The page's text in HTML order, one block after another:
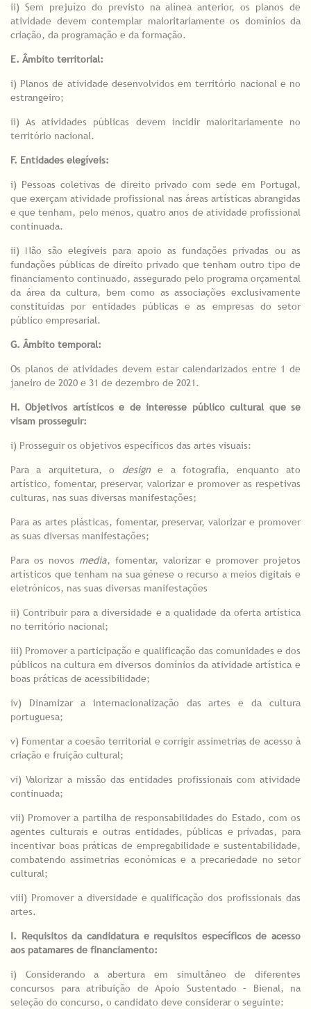
ii) Sem prejuízo do previsto na alínea anterior, os planos de
atividade devem contemplar maioritariamente os domínios da
criação, da programação e da formação.
E. Âmbito territorial:
i) Planos de atividade desenvolvidos em território nacional e no
estrangeiro;
ii) As atividades públicas devem incidir maioritariamente no
território nacional.
F. Entidades elegíveis:
i) Pessoas coletivas de direito privado com sede em Portugal,
que exerçam atividade profissional nas áreas artísticas abrangidas
e que tenham, pelo menos, quatro anos de atividade profissional
continuada.
ii) Não são elegíveis para apoio as fundações privadas ou as
fundações públicas de direito privado que tenham outro tipo de
financiamento continuado, assegurado pelo programa orçamental
da área da cultura, bem como as associações exclusivamente
constituídas por entidades públicas e as empresas do setor
público empresarial.
G. Âmbito temporal:
Os planos de atividades devem estar calendarizados entre 1 de
janeiro de 2020 e 31 de dezembro de 2021.
H. Objetivos artísticos e de interesse público cultural que se
visam prosseguir:
i) Prosseguir os objetivos específicos das artes visuais:
Para a arquitetura, o designe a fotografia, enquanto ato
artístico, fomentar, preservar, valorizar e promover as respetivas
culturas, nas suas diversas manifestações;
Para as artes plásticas, fomentar, preservar, valorizar e promover
as suas diversas manifestações;
Para os novos media, fomentar, valorizar e promover projetos
artísticos que tenham na sua génese o recurso a meios digitais e
eletrónicos, nas suas diversas manifestações
ii) Contribuir para a diversidade e a qualidade da oferta artística
no território nacional;
iii) Promover a participação e qualificação das comunidades e dos
públicos na cultura em diversos domínios da atividade artística e
boas práticas de acessibilidade;
iv) Dinamizar a internacionalização das artes e da cultura
portuguesa;
v) Fomentar a coesão territorial e corrigir assimetrias de acesso à
criação e fruição cultural;
vi) Valorizar a missão das entidades profissionais com atividade
continuada;
vii) Promover a partilha de responsabilidades do Estado, com os
agentes culturais e outras entidades, públicas e privadas, para
incentivar boas práticas de empregabilidade e sustentabilidade,
combatendo assimetrias económicas e a precariedade no setor
cultural;
viii) Promover a diversidade e qualificação dos profissionais das
artes.
I. Requisitos da candidatura e requisitos específicos de acesso
aos patamares de financiamento:
i) Considerando a abertura em simultâneo de diferentes
concursos para atribuição de Apoio Sustentado – Bienal, na
seleção do concurso, o candidato deve considerar o seguinte: